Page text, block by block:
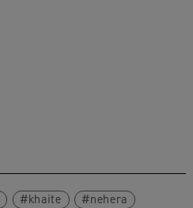
khaite
nehera